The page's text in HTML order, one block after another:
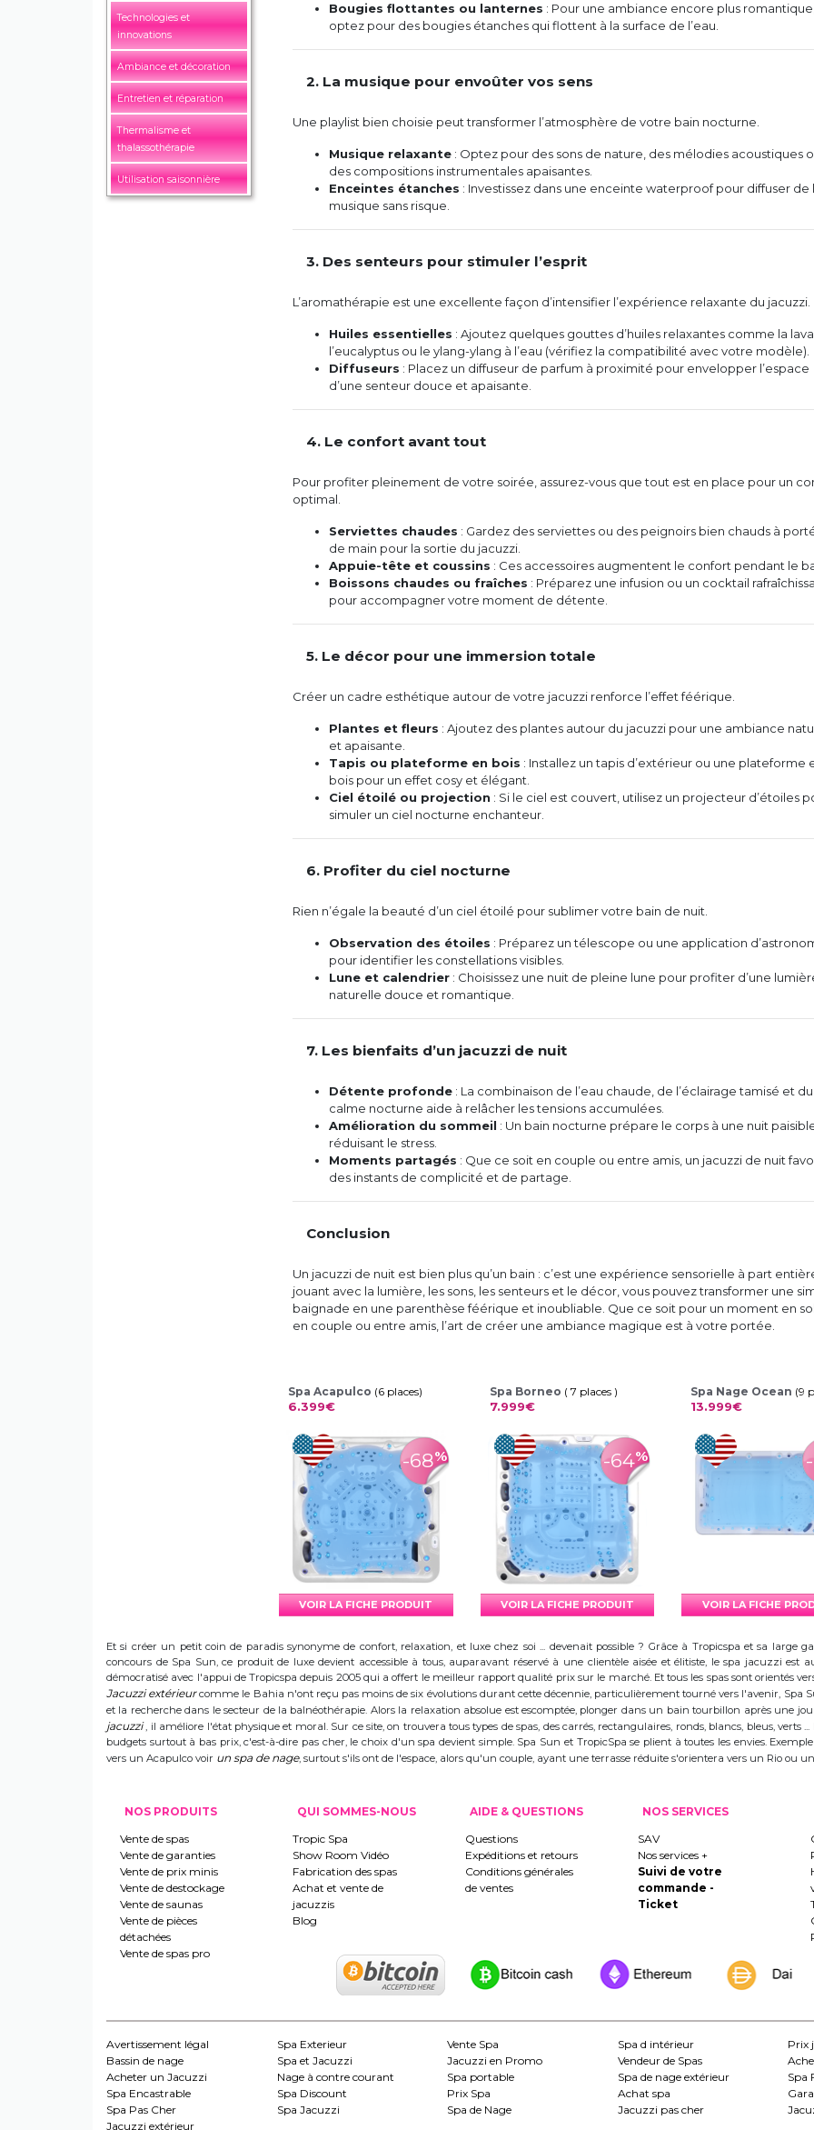
Technologies et
innovations
Ambiance et décoration
Entretien et réparation
Thermalisme et
thalassothérapie
Utilisation saisonnière
Bougies flottantes ou lanternes : Pour une ambiance encore plus romantique,
optez pour des bougies étanches qui flottent à la surface de l’eau.
2. La musique pour envoûter vos sens
Une playlist bien choisie peut transformer l’atmosphère de votre bain nocturne.
Musique relaxante : Optez pour des sons de nature, des mélodies acoustiques
des compositions instrumentales apaisantes.
Enceintes étanches : Investissez dans une enceinte waterproof pour diffuser de
musique sans risque.
3. Des senteurs pour stimuler l’esprit
L’aromathérapie est une excellente façon d’intensifier l’expérience relaxante du jacuzzi.
Huiles essentielles : Ajoutez quelques gouttes d’huiles relaxantes comme la
l’eucalyptus ou le ylang-ylang à l’eau (vérifiez la compatibilité avec votre modèle).
Diffuseurs : Placez un diffuseur de parfum à proximité pour envelopper l’espace
d’une senteur douce et apaisante.
4. Le confort avant tout
Pour profiter pleinement de votre soirée, assurez-vous que tout est en place pour un
optimal.
Serviettes chaudes : Gardez des serviettes ou des peignoirs bien chauds à
de main pour la sortie du jacuzzi.
Appuie-tête et coussins : Ces accessoires augmentent le confort pendant le
Boissons chaudes ou fraîches : Préparez une infusion ou un cocktail
pour accompagner votre moment de détente.
5. Le décor pour une immersion totale
Créer un cadre esthétique autour de votre jacuzzi renforce l’effet féérique.
Plantes et fleurs : Ajoutez des plantes autour du jacuzzi pour une ambiance
et apaisante.
Tapis ou plateforme en bois : Installez un tapis d’extérieur ou une plateforme
bois pour un effet cosy et élégant.
Ciel étoilé ou projection : Si le ciel est couvert, utilisez un projecteur d’étoiles
simuler un ciel nocturne enchanteur.
6. Profiter du ciel nocturne
Rien n’égale la beauté d’un ciel étoilé pour sublimer votre bain de nuit.
Observation des étoiles : Préparez un télescope ou une application
pour identifier les constellations visibles.
Lune et calendrier : Choisissez une nuit de pleine lune pour profiter d’une
naturelle douce et romantique.
7. Les bienfaits d’un jacuzzi de nuit
Détente profonde : La combinaison de l’eau chaude, de l’éclairage tamisé et du
calme nocturne aide à relâcher les tensions accumulées.
Amélioration du sommeil : Un bain nocturne prépare le corps à une nuit
réduisant le stress.
Moments partagés : Que ce soit en couple ou entre amis, un jacuzzi de nuit
des instants de complicité et de partage.
Conclusion
Un jacuzzi de nuit est bien plus qu’un bain : c’est une expérience sensorielle à part
jouant avec la lumière, les sons, les senteurs et le décor, vous pouvez transformer une
baignade en une parenthèse féérique et inoubliable. Que ce soit pour un moment en
en couple ou entre amis, l’art de créer une ambiance magique est à votre portée.
Spa Acapulco (6 places)
6.399€
-68%
VOIR LA FICHE PRODUIT
Spa Borneo ( 7 places )
7.999€
-64%
VOIR LA FICHE PRODUIT
Spa Nage Ocean (9
13.999€
VOIR LA FICHE
Et si créer un petit coin de paradis synonyme de confort, relaxation, et luxe chez soi ... devenait possible ? Grâce à Tropicspa et sa large
concours de Spa Sun, ce produit de luxe devient accessible à tous, auparavant réservé à une clientèle aisée et élitiste, le spa jacuzzi
démocratisé avec l'appui de Tropicspa depuis 2005 qui a offert le meilleur rapport qualité prix sur le marché. Et tous les spas sont orientés
Jacuzzi extérieurcomme le Bahia n'ont reçu pas moins de six évolutions durant cette décennie, particulièrement tourné vers l'avenir, Spa
et la recherche dans le secteur de la balnéothérapie. Alors la relaxation absolue est escomptée, plonger dans un bain tourbillon après une
jacuzzi, il améliore l'état physique et moral. Sur ce site, on trouvera tous types de spas, des carrés, rectangulaires, ronds, blancs, bleus, verts
budgets surtout à bas prix, c'est-à-dire pas cher, le choix d'un spa devient simple. Spa Sun et TropicSpa se plient à toutes les envies.
vers un Acapulco voir un spa de nage, surtout s'ils ont de l'espace, alors qu'un couple, ayant une terrasse réduite s'orientera vers un Rio ou
NOS PRODUITS
Vente de spas
Vente de garanties
Vente de prix minis
Vente de destockage
Vente de saunas
Vente de pièces
détachées
Vente de spas pro
QUI SOMMES-NOUS
Tropic Spa
Show Room Vidéo
Fabrication des spas
Achat et vente de
jacuzzis
Blog
AIDE & QUESTIONS
Questions
Expéditions et retours
Conditions générales
de ventes
NOS SERVICES
SAV
Nos services +
Suivi de votre
commande -
Ticket
Avertissement légal Spa Exterieur Vente Spa Spa d intérieur
Prix
Bassin de nage
Spa et Jacuzzi Jacuzzi en Promo Vendeur de Spas
Acheter un Jacuzzi
Nage à contre courant Spa portable Spa de nage extérieur
Spa
Spa Encastrable
Spa Discount Prix Spa Achat spa
Spa Pas Cher
Spa Jacuzzi Spa de Nage Jacuzzi pas cher
Jacuzzi extérieur